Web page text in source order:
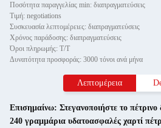
Ποσότητα παραγγελίας min: διαπραγματεύσεις
Τιμή: negotiations
Συσκευασία λεπτομέρειες: διαπραγματεύσεις
Χρόνος παράδοσης: διαπραγματεύσεις
Όροι πληρωμής: Τ/Τ
Δυνατότητα προσφοράς: 3000 τόνοι ανά μήνα
Λεπτομέρεια
Επισημαίνω: Στεγανοποιήστε το
240 γραμμάρια υδατοασφαλές χαρτί